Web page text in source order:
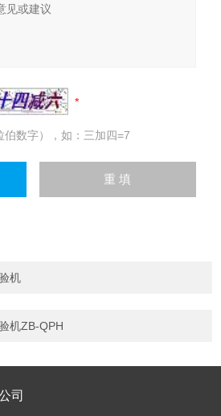
数字），如：三加四=7
机
机ZB-QPH
司